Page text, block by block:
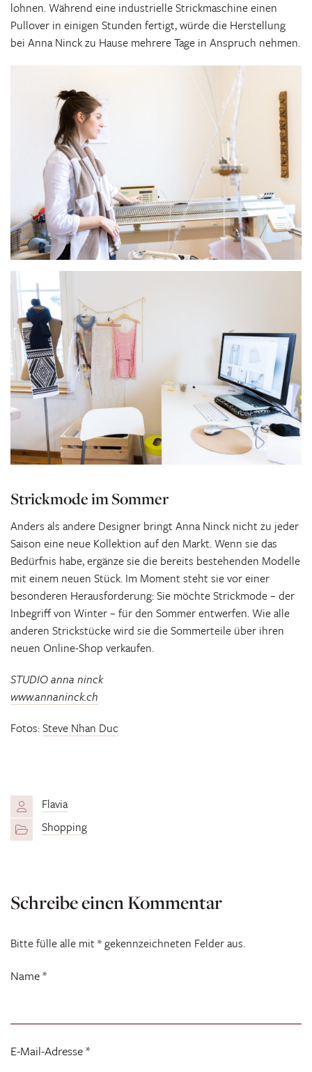
lohnen. Während eine industrielle Strickmaschine einen
Pullover in einigen Stunden fertigt, würde die Herstellung
bei Anna Ninck zu Hause mehrere Tage in Anspruch nehmen.
Strickmode im Sommer
Anders als andere Designer bringt Anna Ninck nicht zu jeder
Saison eine neue Kollektion auf den Markt. Wenn sie das
Bedürfnis habe, ergänze sie die bereits bestehenden Modelle
mit einem neuen Stück. Im Moment steht sie vor einer
besonderen Herausforderung: Sie möchte Strickmode – der
Inbegriff von Winter – für den Sommer entwerfen. Wie alle
anderen Strickstücke wird sie die Sommerteile über ihren
neuen Online-Shop verkaufen.
STUDIO anna ninck
www.annaninck.ch
Fotos:Steve Nhan Duc
Flavia
Shopping
Schreibe einen Kommentar
Bitte fülle alle mit * gekennzeichneten Felder aus.
Name*
E-Mail-Adresse*